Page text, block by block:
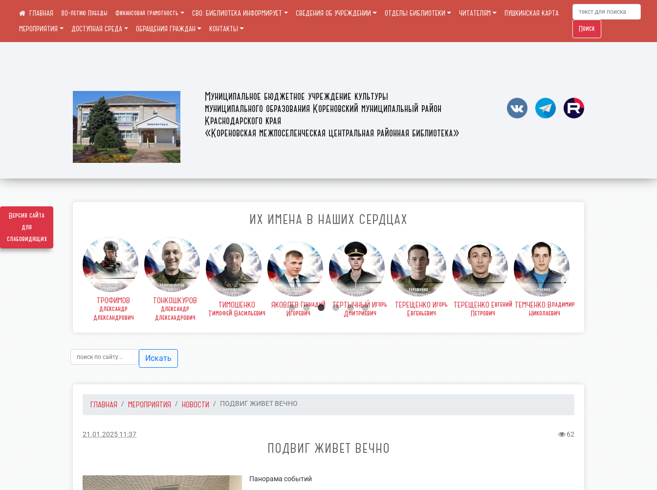
Версия сайта
для
слабовидящих
Муниципальное бюджетное учреждение культуры
муниципального образования Кореновский муниципальный район
Краснодарского края
«Кореновская межпоселенческая центральная районная библиотека»
80-летию Победы Финансовая грамотность СВО: БИБЛИОТЕКА ИНФОРМИРУЕТ СВЕДЕНИЯ ОБ УЧРЕЖДЕНИИ ОТДЕЛЫ БИБЛИОТЕКИ ЧИТАТЕЛЯМ
ПУШКИНСКАЯ КАРТА
МЕРОПРИЯТИЯ
ДОСТУПНАЯ СРЕДА ОБРАЩЕНИЯ ГРАЖДАН КОНТАКТЫ Поиск
ИХ ИМЕНА В НАШИХ СЕРДЦАХ
СТРЫПА Анатолий
Петрович
СТРОМ Владимир
Борисович
СТЕПАНОВ Василий
Александрович
СТАРОСТИН
Константин
Александрович
СЛЕПЦОВ Андрей
Николаевич
СИМОНЕНКО Евгений
Евгеньевич
СИМОНЕНКО Виктор
Иванович
СИДОРЕНКО
Дмитрий Николаевич
Искать
ГЛАВНАЯ МЕРОПРИЯТИЯ НОВОСТИ ПОДВИГ ЖИВЕТ ВЕЧНО
21.01.2025 11:37 62
ПОДВИГ ЖИВЕТ ВЕЧНО
Панорама событий